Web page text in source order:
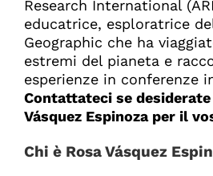
Research International
educatrice, esploratrice
Geographic che ha
estremi del pianeta e
esperienze in conferenze
Contattateci se
Vásquez Espinoza per il
Chi è Rosa Vásquez